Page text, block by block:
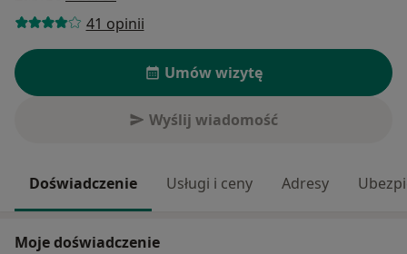
41 opinii
Umów wizytę
Wyślij wiadomość
Doświadczenie Usługi i ceny Adresy
Moje doświadczenie